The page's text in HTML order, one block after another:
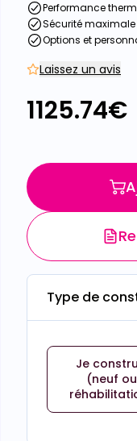
Performance
Sécurité maximale
Options et
Laissez un avis
1125.74€
Type de
Je
(neuf ou